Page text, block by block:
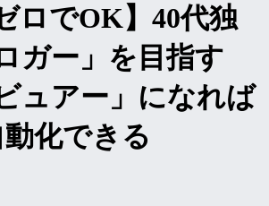
ロでOK】40代独
ガー」を目指す
ュアー」になれば
化できる